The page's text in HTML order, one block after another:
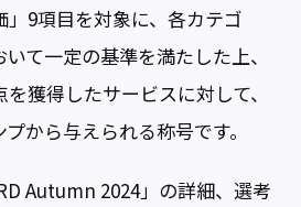
」9項目を対象に、各カテゴ
て一定の基準を満たした上、
獲得したサービスに対して、
から与えられる称号です。
Autumn 2024」の詳細、選考